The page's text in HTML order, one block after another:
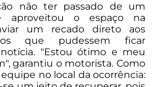
não ter passado de um
aproveitou o espaço na
um recado direto aos
que pudessem ficar
"Estou ótimo e meu
garantiu o motorista. Como
no local da ocorrência: